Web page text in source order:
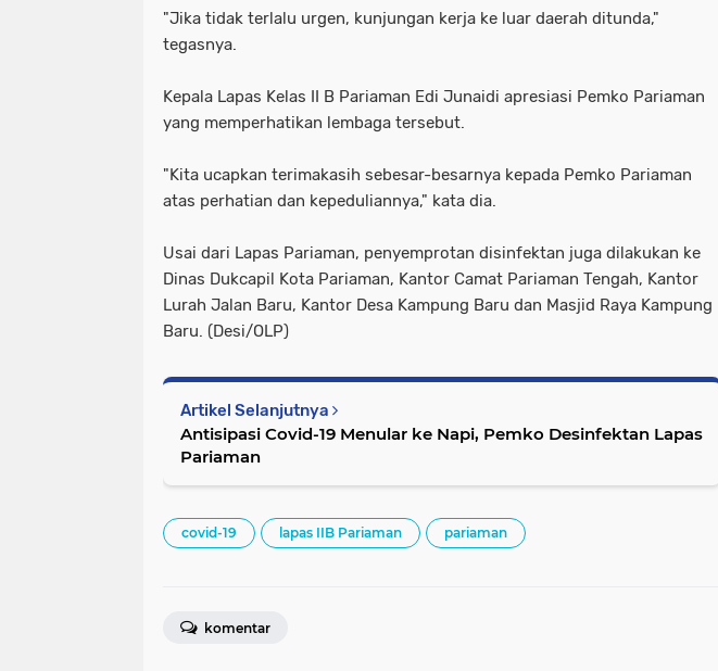
"Jika tidak terlalu urgen, kunjungan kerja ke luar daerah ditunda,"
tegasnya.
Kepala Lapas Kelas II B Pariaman Edi Junaidi apresiasi Pemko Pariaman
yang memperhatikan lembaga tersebut.
"Kita ucapkan terimakasih sebesar-besarnya kepada Pemko Pariaman
atas perhatian dan kepeduliannya," kata dia.
Usai dari Lapas Pariaman, penyemprotan disinfektan juga dilakukan ke
Dinas Dukcapil Kota Pariaman, Kantor Camat Pariaman Tengah, Kantor
Lurah Jalan Baru, Kantor Desa Kampung Baru dan Masjid Raya Kampung
Baru. (Desi/OLP)
Artikel Selanjutnya
Antisipasi Covid-19 Menular ke Napi, Pemko Desinfektan Lapas
Pariaman
covid-19 lapas IIB Pariaman pariaman
komentar